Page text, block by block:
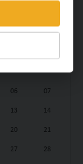
06 07
13 14
20 21
27 28